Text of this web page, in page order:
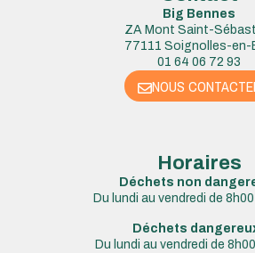
Big Bennes
ZA Mont Saint-
77111 Soignolles-en-
01 64 06 72 93
NOUS
Horaires
Déchets non
Du lundi au vendredi de
Déchets
Du lundi au vendredi de